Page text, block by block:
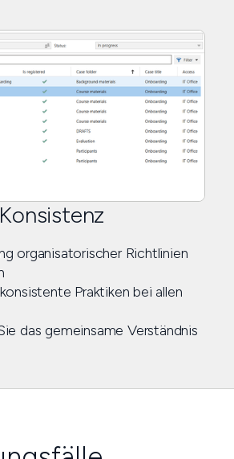
organisatorischer Richtlinien
Praktiken bei allen
das gemeinsame Verständnis